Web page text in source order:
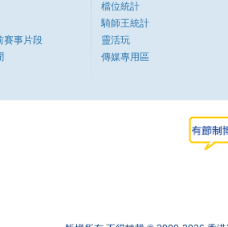
賽事片段
檔位統計
騎師王統計
靈活玩
傳媒專用區